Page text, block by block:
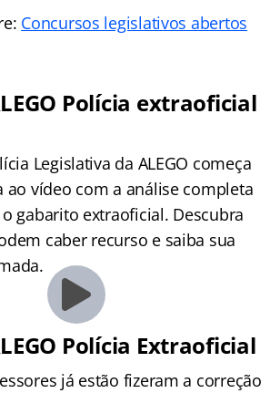
Concursos legislativos abertos
Polícia extraoficial
Legislativa da ALEGO começa
ao vídeo com a análise completa
gabarito extraoficial. Descubra
caber recurso e saiba sua
Polícia Extraoficial
já estão fizeram a correção